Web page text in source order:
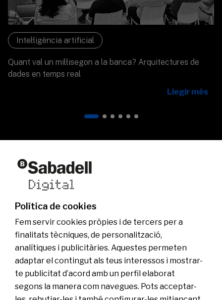
Intel·ligència artificial
Quant val un mil·lisegon a la banca? Arquitectures de
dades en temps real
Llegir més
Qui som
Actualitat
Ser Sabadell Digital
Uneix-te a l’equip
Política de cookies
Fem servir cookies pròpies i de tercers per a
finalitats tècniques, de personalització,
analítiques i publicitàries. Aquestes permeten
adaptar el contingut als teus interessos i mostrar-
te publicitat d’acord amb un perfil elaborat
segons la manera com navegues. Pots acceptar-